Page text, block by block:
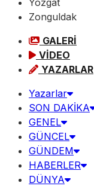
Yozgat
Zonguldak
GALERİ
VİDEO
YAZARLAR
Yazarlar
SON DAKİKA
GENEL
GÜNCEL
GÜNDEM
HABERLER
DÜNYA